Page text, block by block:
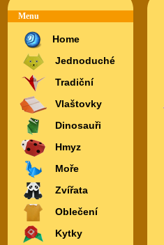
Menu
Home
Jednoduché
Tradiční
Vlaštovky
Dinosauři
Hmyz
Moře
Zvířata
Oblečení
Kytky